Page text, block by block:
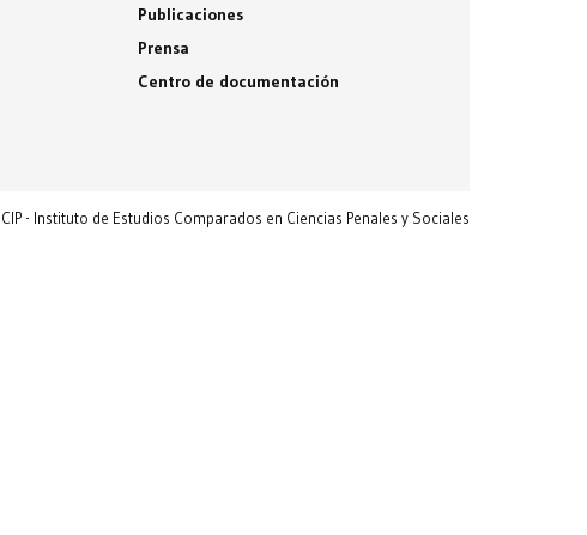
Publicaciones
Prensa
Centro de documentación
- Instituto de Estudios Comparados en Ciencias Penales y Sociales